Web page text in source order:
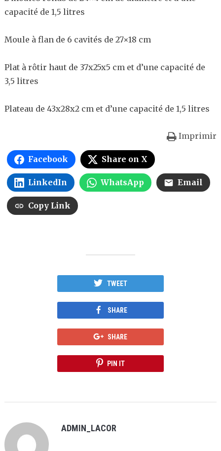
capacité de 1,5 litres
Moule à flan de 6 cavités de 27×18 cm
Plat à rôtir haut de 37x25x5 cm et d’une capacité de
3,5 litres
Plateau de 43x28x2 cm et d’une capacité de 1,5 litres
Imprimir
Facebook Share on X
LinkedIn WhatsApp Email
Copy Link
TWEET
SHARE
SHARE
PIN IT
ADMIN_LACOR